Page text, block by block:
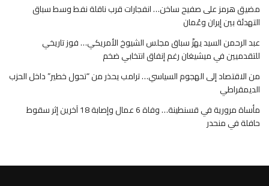
مضيق هرمز على صفيح ساخن… انفجارات قرب ناقلة نفط وسط سباق
التهدئة بين إيران وعُمان
عبد الرحمن السيد يهزّ سباق مجلس الشيوخ الأمريكي… فوز تاريخي
للتقدميين في ميشيغان رغم إنفاق انتخابي ضخم
من الاقتصاد إلى الهجوم السياسي… ترامب يحذر من “تحول خطير” داخل الحزب
الديمقراطي
مأساة مرورية في قسنطينة… وفاة 6 عمال وإصابة 18 آخرين إثر سقوط
حافلة في منحدر